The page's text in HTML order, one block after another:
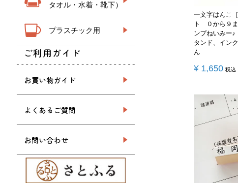
タオル・水着・靴下）
プラスチック用
ご利用ガイド
お買い物ガイド
よくあるご質問
お問い合わせ
一文字はんこ
ト ０から９
ンプねいみー
タンド、イン
ん
¥ 1,650 税込